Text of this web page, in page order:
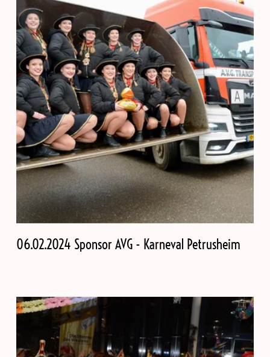
06.02.2024 Sponsor AVG - Karneval Petrusheim